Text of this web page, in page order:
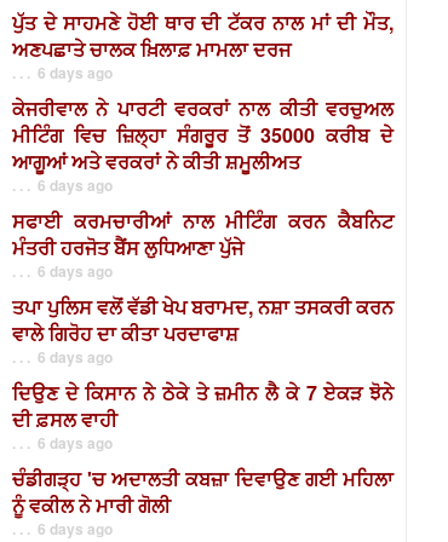
ਪੁੱਤ ਦੇ ਸਾਹਮਣੇ ਹੋਈ ਥਾਰ ਦੀ ਟੱਕਰ ਨਾਲ ਮਾਂ ਦੀ ਮੌਤ,
ਅਣਪਛਾਤੇ ਚਾਲਕ ਖ਼ਿਲਾਫ਼ ਮਾਮਲਾ ਦਰਜ
. . . 6 days ago
ਕੇਜਰੀਵਾਲ ਨੇ ਪਾਰਟੀ ਵਰਕਰਾਂ ਨਾਲ ਕੀਤੀ ਵਰਚੁਅਲ
ਮੀਟਿੰਗ ਵਿਚ ਜ਼ਿਲ੍ਹਾ ਸੰਗਰੂਰ ਤੋਂ 35000 ਕਰੀਬ ਦੇ
ਆਗੂਆਂ ਅਤੇ ਵਰਕਰਾਂ ਨੇ ਕੀਤੀ ਸ਼ਮੂਲੀਅਤ
. . . 6 days ago
ਸਫਾਈ ਕਰਮਚਾਰੀਆਂ ਨਾਲ ਮੀਟਿੰਗ ਕਰਨ ਕੈਬਨਿਟ
ਮੰਤਰੀ ਹਰਜੋਤ ਬੈਂਸ ਲੁਧਿਆਣਾ ਪੁੱਜੇ
. . . 6 days ago
ਤਪਾ ਪੁਲਿਸ ਵਲੋਂ ਵੱਡੀ ਖੇਪ ਬਰਾਮਦ, ਨਸ਼ਾ ਤਸਕਰੀ ਕਰਨ
ਵਾਲੇ ਗਿਰੋਹ ਦਾ ਕੀਤਾ ਪਰਦਾਫਾਸ਼
. . . 6 days ago
ਦਿਉਣ ਦੇ ਕਿਸਾਨ ਨੇ ਠੇਕੇ ਤੇ ਜ਼ਮੀਨ ਲੈ ਕੇ 7 ਏਕੜ ਝੋਨੇ
ਦੀ ਫ਼ਸਲ ਵਾਹੀ
. . . 6 days ago
ਚੰਡੀਗੜ੍ਹ 'ਚ ਅਦਾਲਤੀ ਕਬਜ਼ਾ ਦਿਵਾਉਣ ਗਈ ਮਹਿਲਾ
ਨੂੰ ਵਕੀਲ ਨੇ ਮਾਰੀ ਗੋਲੀ
. . . 6 days ago